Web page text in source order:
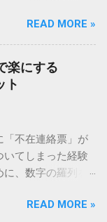
（手書き入力）」
のは非効率です
とも少なくあり
に、特定のコー
記号を呼び出す
説します。 この
旧字・外字が出て
出てこない漢字が
文字を認識する
1水準」「第2水
READ MORE »
楽にする
ト
「不在連絡票」が
いてしまった経験
、数字の羅列を
るかもしれませ
READ MORE »